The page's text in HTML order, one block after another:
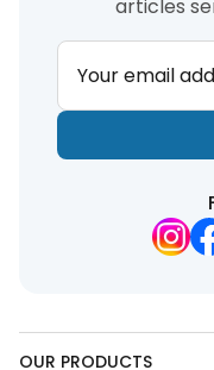
articles
Your email
OUR PRODUCTS